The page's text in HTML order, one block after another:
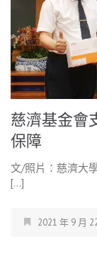
慈濟基金會
保障
文/照片：慈濟大
[…]
2021 年 9 月